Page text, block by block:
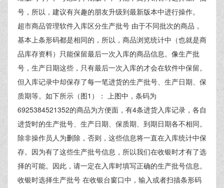
号，所以，建议有兴趣的朋友升级到最新版本中进行操作。
超市商品管理软件入库区分生产批号 由于不同批次的商品，
基本上条形码都是相同的，所以，商品浏览统计中（也就是商
品库存资料）只能保留最后一次入库的商品信息。像生产批
号，生产日期这些，只有最后一次入库的才会在软件中保留。
但入库记录中却保存了每一笔进货的生产批号、生产日期、保
质期等。如下所示（图1）： 上图中，条码为
6925384521352的商品为方便面，有4条进货入库记录，各自
进货时的生产批号、生产日期、保质期、到期日期各不相同。
除非操作员人为删除，否则，这些信息将一直在入库统计中保
存。因为有了这些生产批号信息，所以我们在收银时才有了选
择的可能。因此，请一定在入库时填写正确的生产批号信息。
收银时选择生产批号 在收银台窗口中，输入或者扫描条形码